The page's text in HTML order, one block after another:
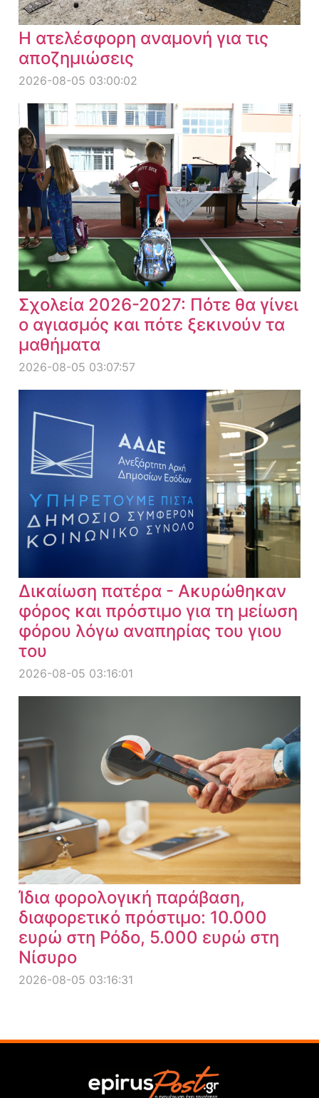
Η ατελέσφορη αναμονή για τις
αποζημιώσεις
2026-08-05 03:00:02
Σχολεία 2026-2027: Πότε θα γίνει
ο αγιασμός και πότε ξεκινούν τα
μαθήματα
2026-08-05 03:07:57
Δικαίωση πατέρα - Ακυρώθηκαν
φόρος και πρόστιμο για τη μείωση
φόρου λόγω αναπηρίας του γιου
του
2026-08-05 03:16:01
Ίδια φορολογική παράβαση,
διαφορετικό πρόστιμο: 10.000
ευρώ στη Ρόδο, 5.000 ευρώ στη
Νίσυρο
2026-08-05 03:16:31